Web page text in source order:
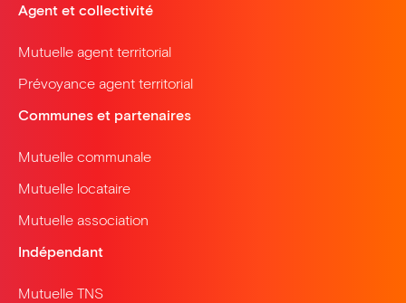
Agent et collectivité
Mutuelle agent territorial
Prévoyance agent territorial
Communes et partenaires
Mutuelle communale
Mutuelle locataire
Mutuelle association
Indépendant
Mutuelle TNS